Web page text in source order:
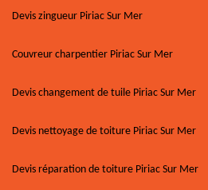
Devis zingueur Piriac Sur Mer
Couvreur charpentier Piriac Sur Mer
Devis changement de tuile Piriac Sur Mer
Devis nettoyage de toiture Piriac Sur Mer
Devis réparation de toiture Piriac Sur Mer